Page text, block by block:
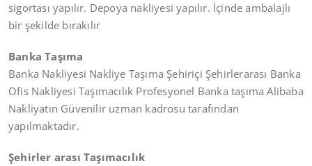
sigortası yapılır. Depoya nakliyesi yapılır. İçinde ambalajlı
bir şekilde bırakılır
Banka Taşıma
Banka Nakliyesi Nakliye Taşıma Şehiriçi Şehirlerarası Banka
Ofis Nakliyesi Taşımacılık Profesyonel Banka taşıma Alibaba
Nakliyatın Güvenilir uzman kadrosu tarafından
yapılmaktadır.
Şehirler arası Taşımacılık